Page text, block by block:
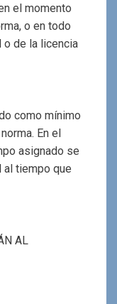
el momento
o en todo
o de la licencia
como mínimo
En el
asignado se
al tiempo que
AL